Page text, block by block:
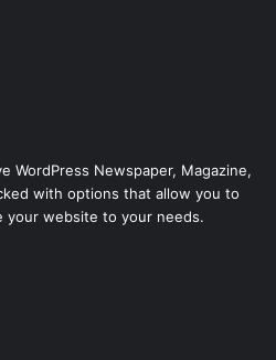
WordPress Newspaper, Magazine,
with options that allow you to
your website to your needs.